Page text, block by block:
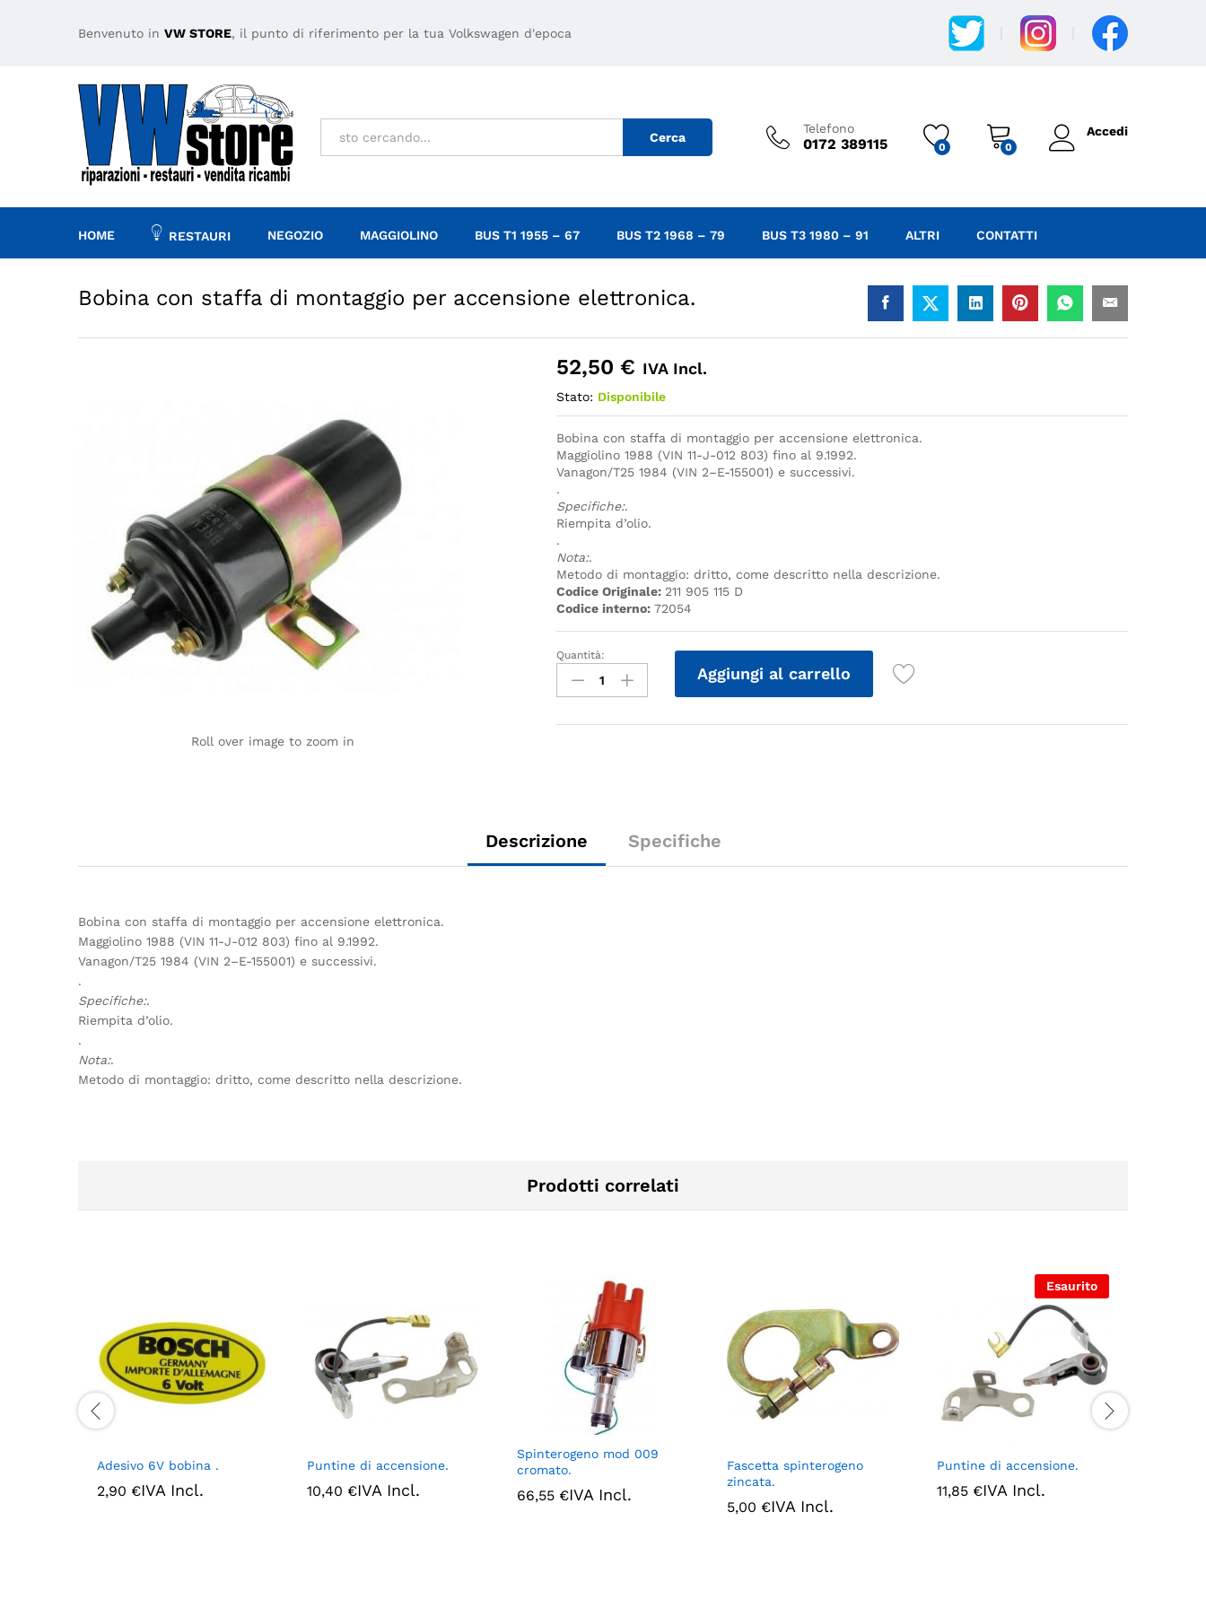
Benvenuto in VW STORE, il punto di riferimento per la tua Volkswagen d'epoca
Tutto Cerca
Telefono
0172 389115 0 0
Accedi
HOME RESTAURI NEGOZIO MAGGIOLINO BUS T1 1955 – 67 BUS T2 1968 – 79 BUS T3 1980 – 91 ALTRI CONTATTI
Bobina con staffa di montaggio per accensione elettronica.
Roll over image to zoom in
52,50 € IVA Incl.
Stato: Disponibile
Bobina con staffa di montaggio per accensione elettronica.
Maggiolino 1988 (VIN 11-J-012 803) fino al 9.1992.
Vanagon/T25 1984 (VIN 2–E-155001) e successivi.
.
Specifiche:.
Riempita d’olio.
.
Nota:.
Metodo di montaggio: dritto, come descritto nella descrizione.
Codice Originale: 211 905 115 D
Codice interno:72054
Quantità
Quantità:
Aggiungi al carrello
Descrizione Specifiche
Bobina con staffa di montaggio per accensione elettronica.
Maggiolino 1988 (VIN 11-J-012 803) fino al 9.1992.
Vanagon/T25 1984 (VIN 2–E-155001) e successivi.
.
Specifiche:.
Riempita d’olio.
.
Nota:.
Metodo di montaggio: dritto, come descritto nella descrizione.
Prodotti correlati
Adesivo 6V bobina .
2,90 €IVA Incl.
Puntine di accensione.
10,40 €IVA Incl.
Spinterogeno mod 009
cromato.
66,55 €IVA Incl.
Fascetta spinterogeno
zincata.
5,00 €IVA Incl.
Esaurito
Puntine di accensione.
11,85 €IVA Incl.
Descrizione Specifiche
Aggiungi al carrello